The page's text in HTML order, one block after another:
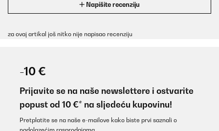
Napišite recenziju
za ovaj artikal još nitko nije napisao recenziju
-10 €
Prijavite se na naše newslettere i ostvarite
popust od 10 €* na sljedeću kupovinu!
Pretplatite se na naše e-mailove kako biste prvi saznali o